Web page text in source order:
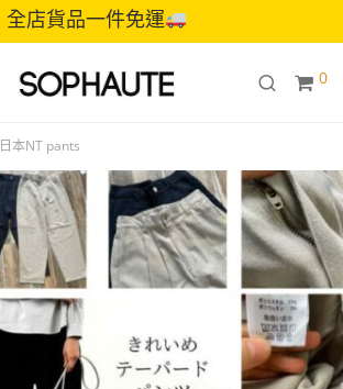
全店貨品一件免運
0
日本NT pants